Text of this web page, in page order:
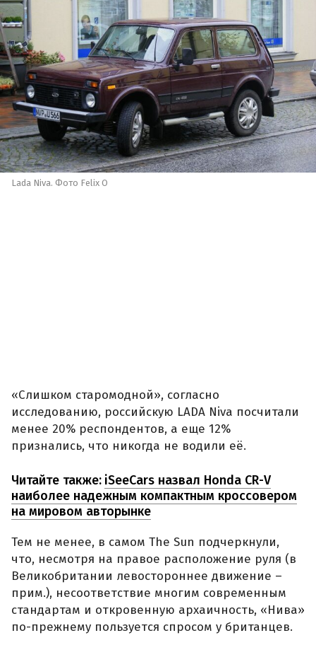
Lada Niva. Фото Felix O
«Слишком старомодной», согласно
исследованию, российскую LADA Niva посчитали
менее 20% респондентов, а еще 12%
признались, что никогда не водили её.
Читайте также: iSeeCars назвал Honda CR-V
наиболее надежным компактным кроссовером
на мировом авторынке
Тем не менее, в самом The Sun подчеркнули,
что, несмотря на правое расположение руля (в
Великобритании левостороннее движение –
прим.), несоответствие многим современным
стандартам и откровенную архаичность, «Нива»
по-прежнему пользуется спросом у британцев.